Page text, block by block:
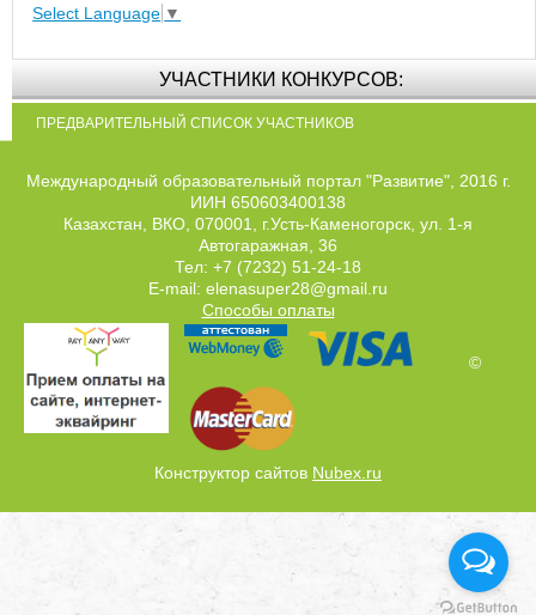
Select Language ▼
УЧАСТНИКИ КОНКУРСОВ:
ПРЕДВАРИТЕЛЬНЫЙ СПИСОК УЧАСТНИКОВ
Международный образовательный портал "Развитие", 2016 г.
ИИН 650603400138
Казахстан, ВКО, 070001, г.Усть-Каменогорск, ул. 1-я
Автогаражная, 36
Тел: +7 (7232) 51-24-18
E-mail: elenasuper28@gmail.ru
Способы оплаты
©
Конструктор сайтов Nubex.ru